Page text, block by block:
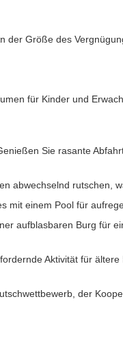
der Größe des
für Kinder und
Sie rasante
abwechselnd rutschen,
mit einem Pool für
aufblasbaren Burg für
Aktivität für
der